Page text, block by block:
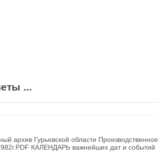
...
архив Гурьевской области Производственное
КАЛЕНДАРЬ важнейших дат и событий